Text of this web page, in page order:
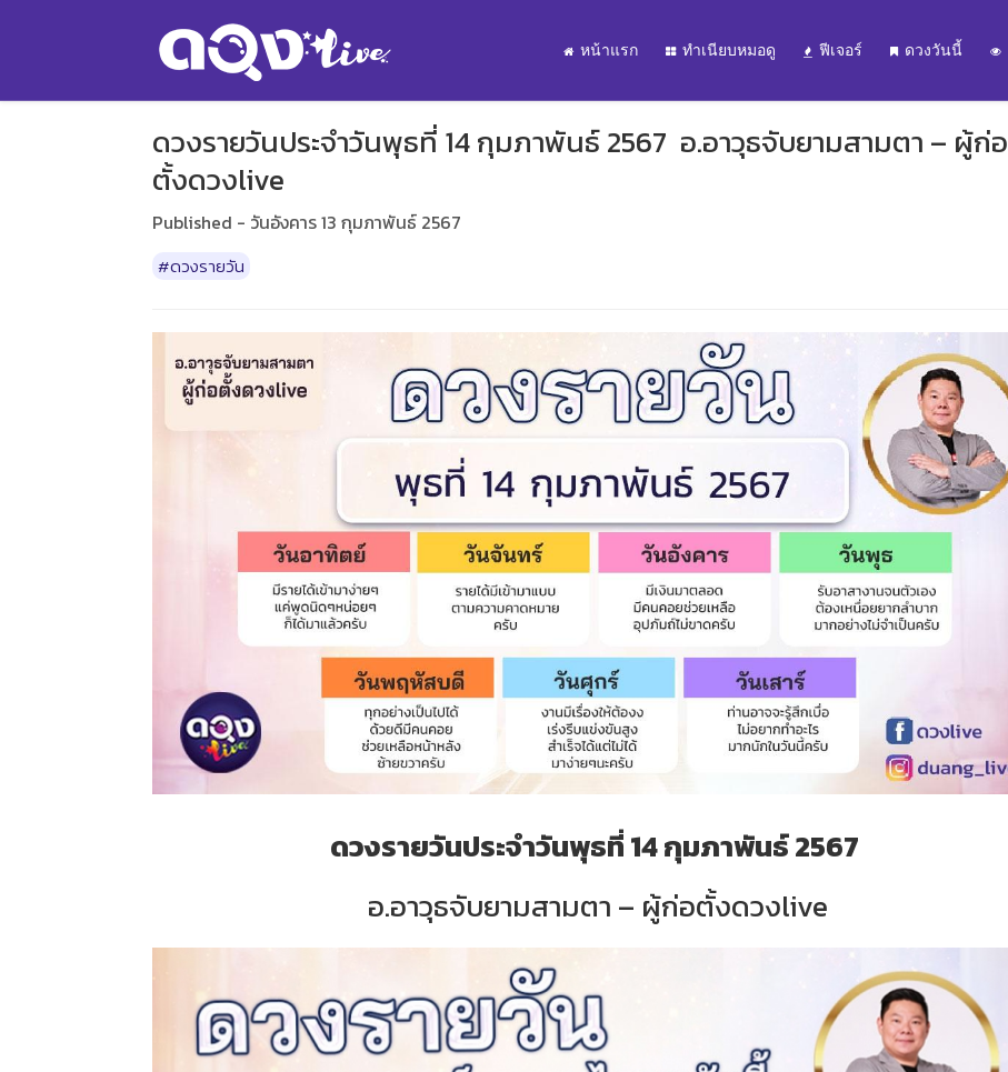
หน้าแรก ทำเนียบหมอดู ฟีเจอร์ ดวงวันนี้
ดวงรายวันประจำวันพุธที่ 14 กุมภาพันธ์ 2567 อ.อาวุธจับยามสามตา – ผู้ก่อ
ตั้งดวงlive
Published - วันอังคาร 13 กุมภาพันธ์ 2567
#ดวงรายวัน
ดวงรายวันประจำวันพุธที่ 14 กุมภาพันธ์ 2567
อ.อาวุธจับยามสามตา – ผู้ก่อตั้งดวงlive